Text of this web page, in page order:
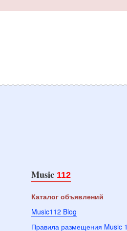
Music 112
Каталог объявлений
Music112 Blog
Правила размещения Music